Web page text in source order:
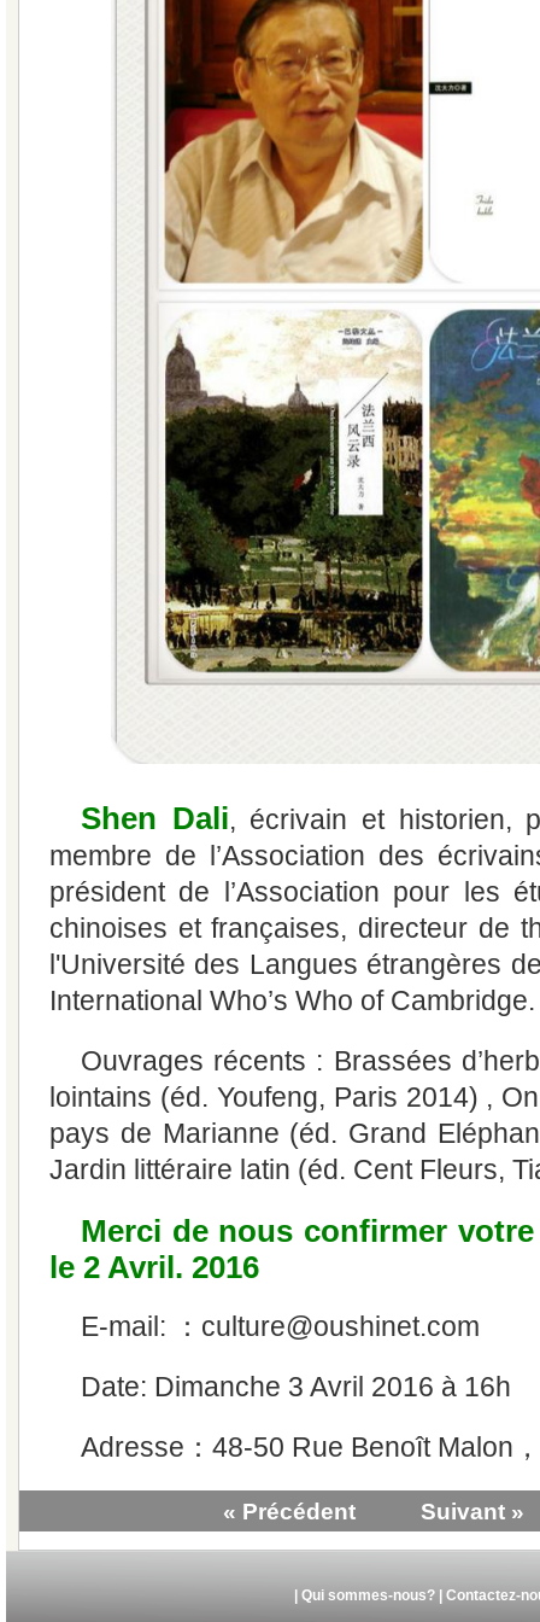
Shen Dali, écrivain et historien,
membre de l’Association des
président de l’Association pour les
chinoises et françaises, directeur de
l'Université des Langues étrangères
International Who’s Who of Cambridge.
Ouvrages récents : Brassées
lointains (éd. Youfeng, Paris 2014) ,
pays de Marianne (éd. Grand
Jardin littéraire latin (éd. Cent Fleurs,
Merci de nous confirmer
le 2 Avril. 2016
E-mail: ：culture@oushinet.com
Date: Dimanche 3 Avril 2016 à 16h
Adresse：48-50 Rue Benoît Malon
« Précédent Suivant »
Qui sommes-nous?| Contactez-